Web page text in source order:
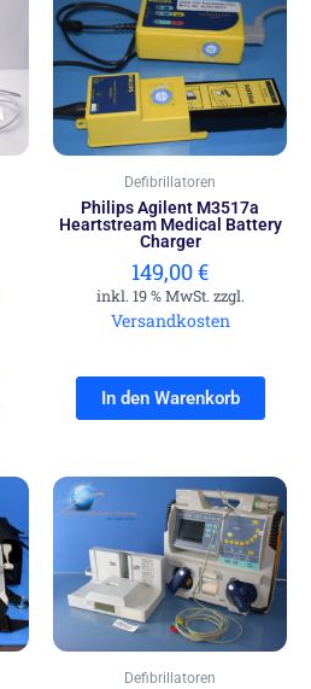
Defibrillatoren
Philips Agilent M3517a
Heartstream Medical Battery
Charger
149,00€
inkl. 19 % MwSt. zzgl.
Versandkosten
In den Warenkorb
Defibrillatoren